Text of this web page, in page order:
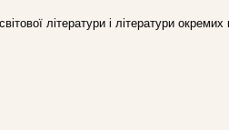
літератури і літератури окремих